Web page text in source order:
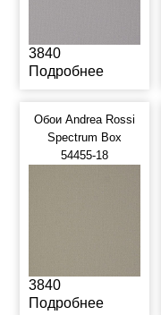
3840
Подробнее
Обои Andrea Rossi
Spectrum Box
54455-18
3840
Подробнее